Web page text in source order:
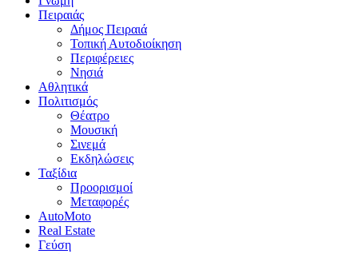
Πειραιάς
Δήμος Πειραιά
Τοπική Αυτοδιοίκηση
Περιφέρειες
Νησιά
Αθλητικά
Πολιτισμός
Θέατρο
Μουσική
Σινεμά
Εκδηλώσεις
Ταξίδια
Προορισμοί
Μεταφορές
AutoMoto
Real Estate
Γεύση